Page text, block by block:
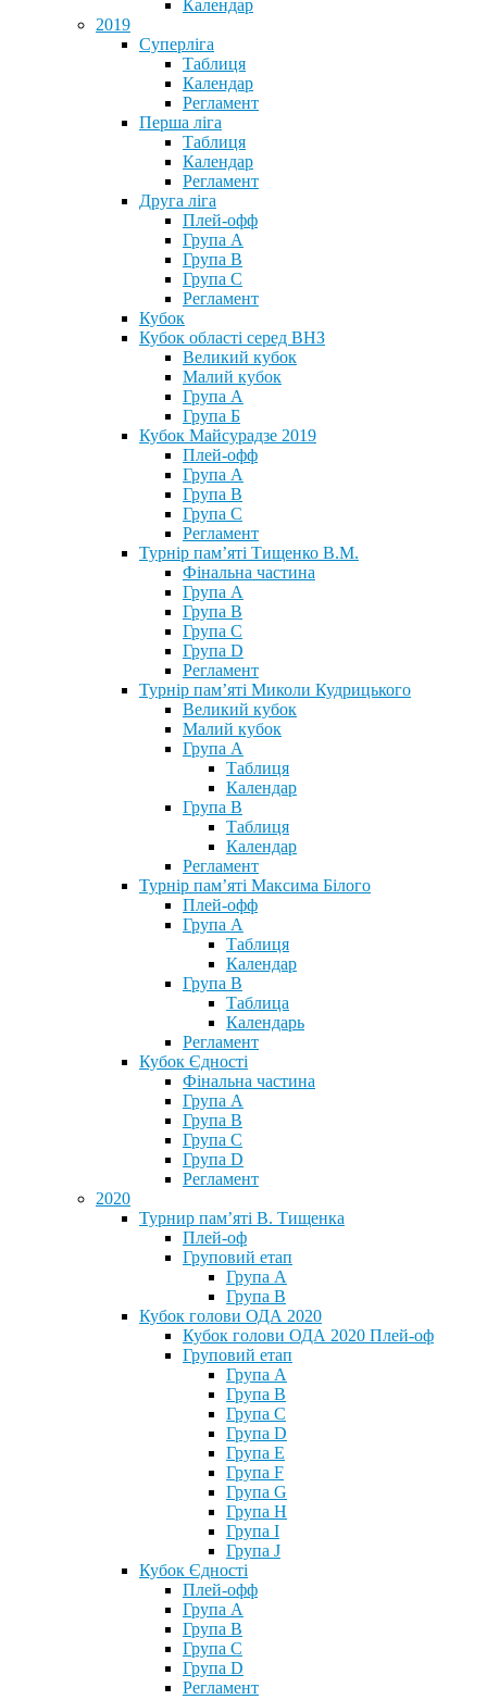
Календар
2019
Суперліга
Таблиця
Календар
Регламент
Перша ліга
Таблиця
Календар
Регламент
Друга ліга
Плей-офф
Група А
Група В
Група С
Регламент
Кубок
Кубок області серед ВНЗ
Великий кубок
Малий кубок
Група А
Група Б
Кубок Майсурадзе 2019
Плей-офф
Група А
Група В
Група С
Регламент
Турнір пам’яті Тищенко В.М.
Фінальна частина
Група А
Група В
Група С
Група D
Регламент
Турнір пам’яті Миколи Кудрицького
Великий кубок
Малий кубок
Група А
Таблиця
Календар
Група В
Таблиця
Календар
Регламент
Турнір пам’яті Максима Білого
Плей-офф
Група А
Таблиця
Календар
Група В
Таблица
Календарь
Регламент
Кубок Єдності
Фінальна частина
Група А
Група В
Група С
Група D
Регламент
2020
Турнир пам’яті В. Тищенка
Плей-оф
Груповий етап
Група А
Група В
Кубок голови ОДА 2020
Кубок голови ОДА 2020 Плей-оф
Груповий етап
Група A
Група B
Група C
Група D
Група E
Група F
Група G
Група H
Група I
Група J
Кубок Єдності
Плей-офф
Група А
Група В
Група С
Група D
Регламент